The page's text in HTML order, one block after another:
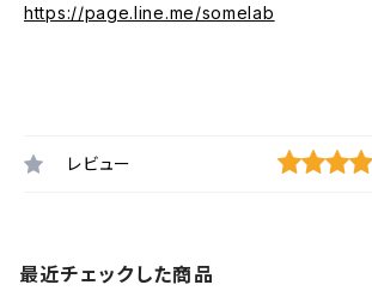
https://page.line.me/somelab
レビュー
最近チェックした商品